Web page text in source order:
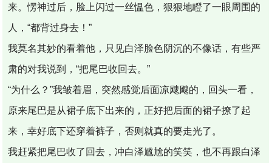
来。愣神过后，脸上闪过一丝愠色，狠狠地瞪了一眼周围的
人，“都背过身去！”
我莫名其妙的看着他，只见白泽脸色阴沉的不像话，有些严
肃的对我说到，“把尾巴收回去。”
“为什么？”我皱着眉，突然感觉后面凉飕飕的，回头一看，
原来尾巴是从裙子底下出来的，正好把后面的裙子撩了起
来，幸好底下还穿着裤子，否则就真的要走光了。
我赶紧把尾巴收了回去，冲白泽尴尬的笑笑，也不再跟白泽